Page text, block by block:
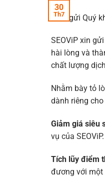
30
Th7
Kính gửi Quý
SEOViP xin
hài lòng và
chất lượng
Nhằm bày tỏ
dành riêng
Giảm giá siêu
vụ của
Tích lũy điểm
đương với một